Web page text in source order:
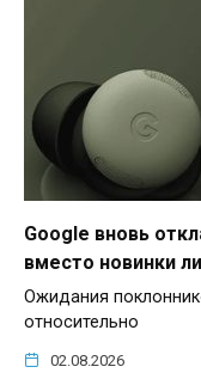
Google вновь
вместо новинки
Ожидания
относительно
02.08.2026